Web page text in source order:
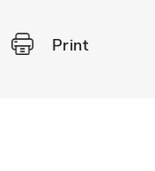
Print